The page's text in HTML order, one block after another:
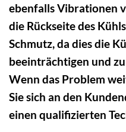
ebenfalls Vibrationen
die Rückseite des
Schmutz, da dies die
beeinträchtigen und
Wenn das Problem
Sie sich an den
einen qualifizierten